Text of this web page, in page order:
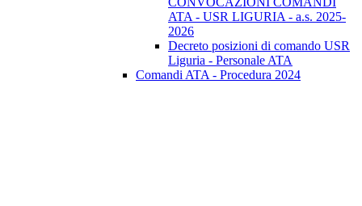
ATA - USR LIGURIA - a.s. 2025-
2026
Decreto posizioni di comando USR
Liguria - Personale ATA
Comandi ATA - Procedura 2024